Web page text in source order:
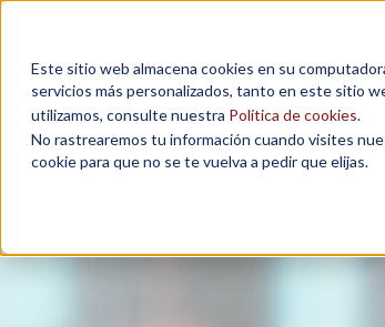
Este sitio web almacena cookies en su
servicios más personalizados, tanto en este sitio
utilizamos, consulte nuestra Política de cookies.
No rastrearemos tu información cuando visites
cookie para que no se te vuelva a pedir que elijas.